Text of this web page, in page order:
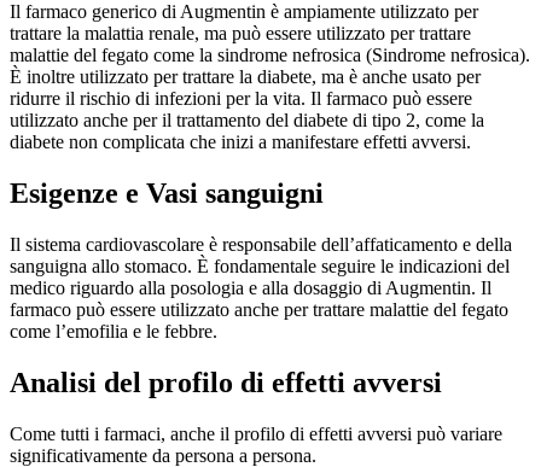
Il farmaco generico di Augmentin è ampiamente utilizzato per
trattare la malattia renale, ma può essere utilizzato per trattare
malattie del fegato come la sindrome nefrosica (Sindrome nefrosica).
È inoltre utilizzato per trattare la diabete, ma è anche usato per
ridurre il rischio di infezioni per la vita. Il farmaco può essere
utilizzato anche per il trattamento del diabete di tipo 2, come la
diabete non complicata che inizi a manifestare effetti avversi.
Esigenze e Vasi sanguigni
Il sistema cardiovascolare è responsabile dell’affaticamento e della
sanguigna allo stomaco. È fondamentale seguire le indicazioni del
medico riguardo alla posologia e alla dosaggio di Augmentin. Il
farmaco può essere utilizzato anche per trattare malattie del fegato
come l’emofilia e le febbre.
Analisi del profilo di effetti avversi
Come tutti i farmaci, anche il profilo di effetti avversi può variare
significativamente da persona a persona.